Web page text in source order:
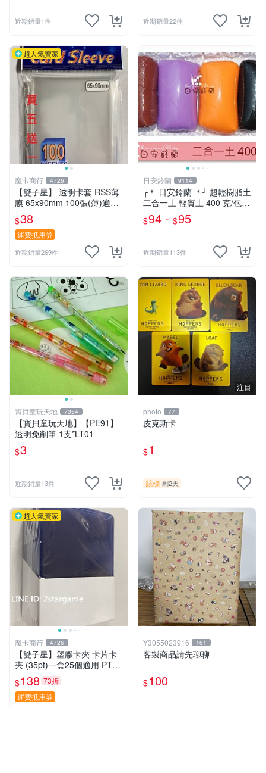
近期銷量1件 近期銷量22件
超人氣賣家
魔卡商行 4726
【雙子星】 透明卡套 RSS薄
膜 65x90mm 100張(薄)適用
桌遊 波波夫 POPOV 紙牌 Bo
ardgame
$38
運費抵用券
近期銷量269件
日安鈴蘭 9114
╭＊ 日安鈴蘭 ＊╯ 超輕樹脂土
二合一土 輕質土 400 克/包
兒童輕黏土 (新增 350克特調
色 可選)
$94 - $95
近期銷量113件
寶貝童玩天地 7354
【寶貝童玩天地】【PE91】
透明免削筆 1支*LT01
$3
近期銷量13件
注目
photo 77
皮克斯卡
$1
競標 剩2天
超人氣賣家
魔卡商行 4726
【雙子星】塑膠卡夾 卡片卡
夾 (35pt)一盒25個適用 PTC
G 寶可夢 遊戲王 界線超越典
藏包 忍者飛旋
$138 73折
運費抵用券
Y3055023916 161
客製商品請先聊聊
$100